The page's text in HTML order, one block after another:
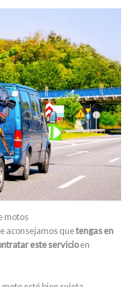
motos
aconsejamos quetengas en
este servicioen